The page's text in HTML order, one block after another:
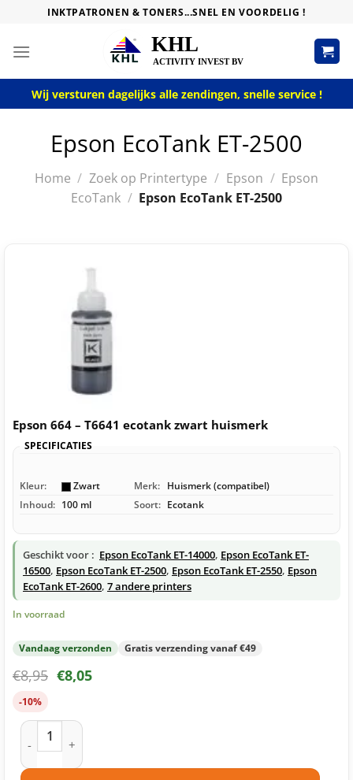
content
INKTPATRONEN & TONERS...SNEL EN VOORDELIG !
Wij versturen dagelijks alle zendingen, snelle service !
Epson EcoTank ET-2500
Home / Zoek op Printertype / Epson / Epson
EcoTank / Epson EcoTank ET-2500
Epson 664 – T6641 ecotank zwart huismerk
SPECIFICATIES
Kleur: Zwart Merk: Huismerk (compatibel)
Inhoud: 100 ml Soort: Ecotank
Geschikt voor : Epson EcoTank ET-14000, Epson EcoTank ET-
16500, Epson EcoTank ET-2500, Epson EcoTank ET-2550, Epson
EcoTank ET-2600, 7 andere printers
In voorraad
Vandaag verzonden Gratis verzending vanaf €49
€8,95 €8,05
-10%
Epson 664 – T6641 ecotank zwart huismerk aantal